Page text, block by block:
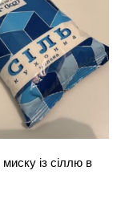
із сіллю в